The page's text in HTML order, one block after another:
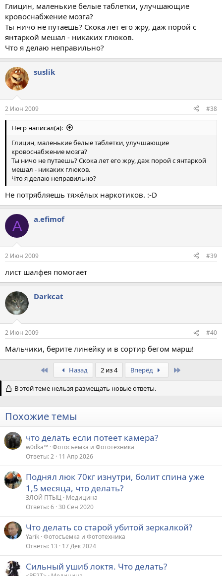
Глицин, маленькие белые таблетки, улучшающие
кровоснабжение мозга?
Ты ничо не путаешь? Скока лет его жру, даж порой с
янтаркой мешал - никаких глюков.
Что я делаю неправильно?
suslik
2 Июн 2009 #38
Негр написал(а):
Глицин, маленькие белые таблетки, улучшающие
кровоснабжение мозга?
Ты ничо не путаешь? Скока лет его жру, даж порой с янтаркой
мешал - никаких глюков.
Что я делаю неправильно?
Не потрябляешь тяжёлых наркотиков. :-D
A a.efimof
2 Июн 2009 #39
лист шалфея помогает
Darkcat
2 Июн 2009 #40
Мальчики, берите линейку и в сортир бегом марш!
Назад 2 из 4 Вперёд
В этой теме нельзя размещать новые ответы.
Похожие темы
что делать если потеет камера?
w0dka™ Фотосъемка и Фототехника
Ответы 2 11 Апр 2026
Поднял люк 70кг изнутри, болит спина уже
1,5 месяца, что делать?
ЗЛОЙ ПТЫЦ Медицина
Ответы 6 30 Сен 2020
Что делать со старой убитой зеркалкой?
Yarik Фотосъемка и Фототехника
Ответы 13 17 Дек 2024
Сильный ушиб локтя. Что делать?